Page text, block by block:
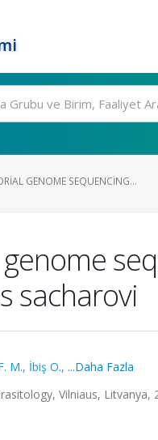
GENOME SEQUENCING...
sacharovi
M., İbiş O., ...Daha Fazla
Vilniaus, Litvanya,